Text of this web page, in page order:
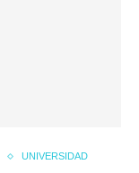
UNIVERSIDAD